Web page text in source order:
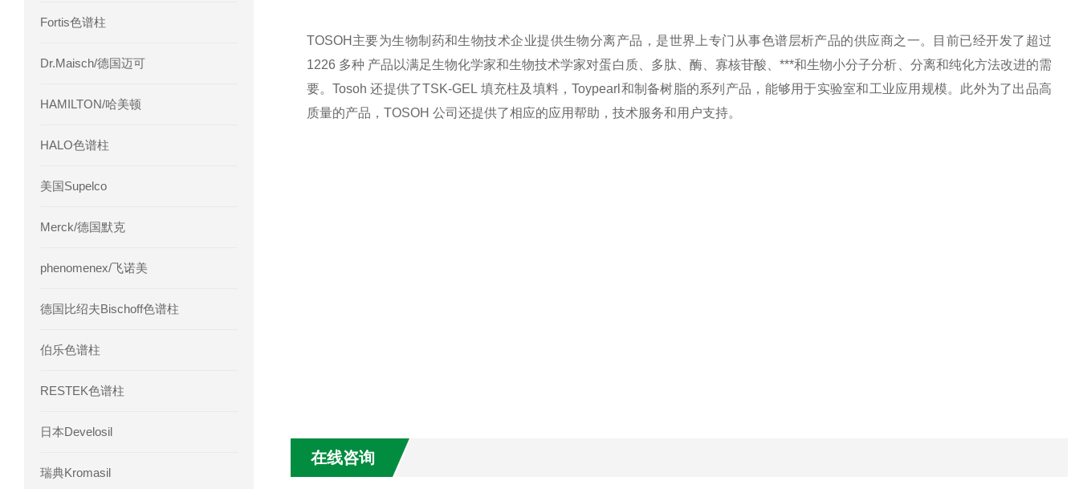
Fortis色谱柱
Dr.Maisch/德国迈可
HAMILTON/哈美顿
HALO色谱柱
美国Supelco
Merck/德国默克
phenomenex/飞诺美
德国比绍夫Bischoff色谱柱
伯乐色谱柱
RESTEK色谱柱
日本Develosil
瑞典Kromasil
TOSOH主要为生物制药和生物技术企业提供生物分离产品，是世界上专门从事色谱层析产品的供应商之一。目前已经开发了超过
1226 多种 产品以满足生物化学家和生物技术学家对蛋白质、多肽、酶、寡核苷酸、***和生物小分子分析、分离和纯化方法改进的需
要。Tosoh 还提供了TSK-GEL 填充柱及填料，Toypearl和制备树脂的系列产品，能够用于实验室和工业应用规模。此外为了出品高
质量的产品，TOSOH 公司还提供了相应的应用帮助，技术服务和用户支持。
在线咨询